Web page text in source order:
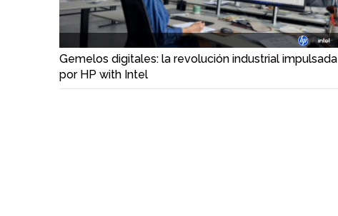
Gemelos digitales: la revolución industrial impulsada
por HP with Intel